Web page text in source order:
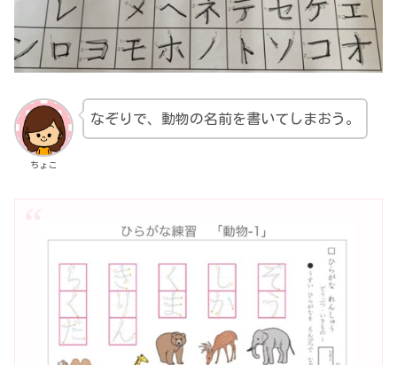
ちょこ
なぞりで、動物の名前を書いてしまおう。